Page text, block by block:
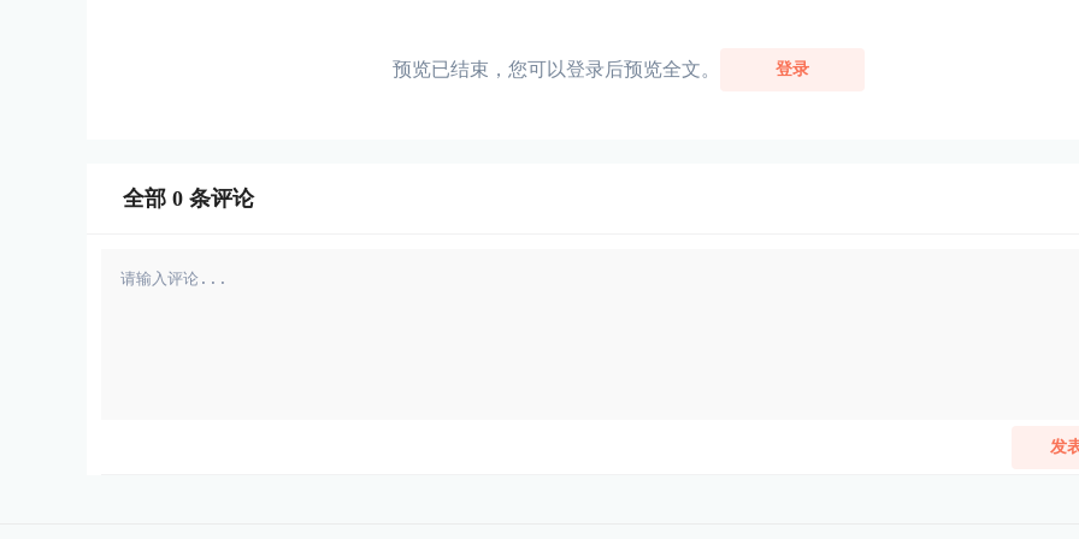
预览已结束，您可以登录后预览全文。 登录
全部 0 条评论
发